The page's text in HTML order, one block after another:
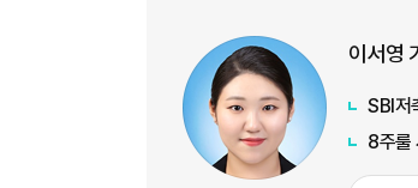
이서영
SBI저
8주룰